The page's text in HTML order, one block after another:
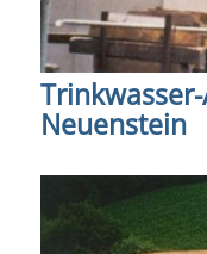
Neuenstein